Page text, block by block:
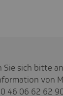
Sie sich bitte
von
46 06 62 62